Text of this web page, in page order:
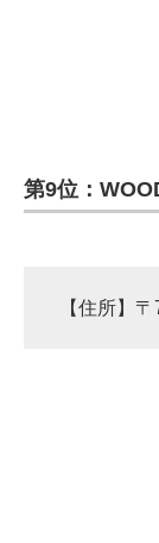
第9位：
【住所】